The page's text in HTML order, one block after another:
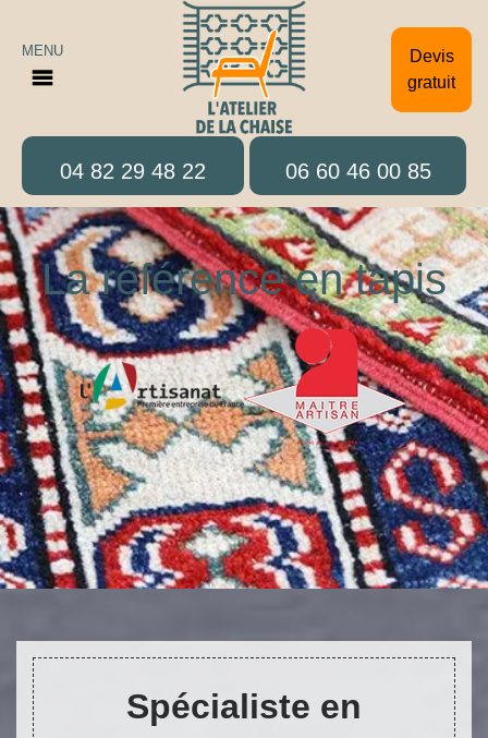
Devis
gratuit
MENU
04 82 29 48 22 06 60 46 00 85
La référence en tapis
Spécialiste en